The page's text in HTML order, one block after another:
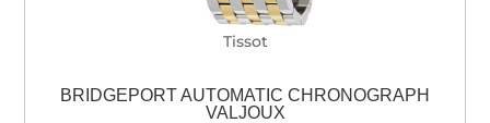
Tissot
BRIDGEPORT AUTOMATIC CHRONOGRAPH
VALJOUX